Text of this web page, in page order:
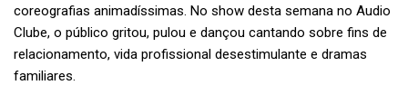
coreografias animadíssimas. No show desta semana no Audio
Clube, o público gritou, pulou e dançou cantando sobre fins de
relacionamento, vida profissional desestimulante e dramas
familiares.